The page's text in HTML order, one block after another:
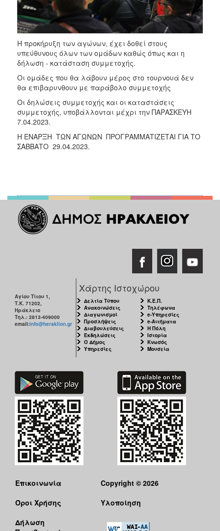
Η προκήρυξη των αγώνων, έχει δοθεί στους
υπεύθυνους όλων των ομάδων καθώς όπως και η
δήλωση - κατάσταση συμμετοχής.
Οι ομάδες που θα λάβουν μέρος στο τουρνουά δεν
θα επιβαρυνθουν με παράβολο συμμετοχής
Οι δηλώσεις συμμετοχής και οι καταστάσεις
συμμετοχής, υποβάλλονται μέχρι την ΠΑΡΑΣΚΕΥΗ
7.04.2023.
Η ΕΝΑΡΞΗ ΤΩΝ ΑΓΩΝΩΝ ΠΡΟΓΡΑΜΜΑΤΙΖΕΤΑΙ ΓΙΑ ΤΟ
ΣΑΒΒΑΤΟ 29.04.2023.
Αγίου Τίτου 1,
Τ.Κ. 71202,
Ηράκλειο
Τηλ.: 2813-409000
email:info@heraklion.gr
Χάρτης Ιστοχώρου
Δελτία Τύπου
Ανακοινώσεις
Διαγωνισμοί
Προσλήψεις
Διαβουλεύσεις
Εκδηλώσεις
Ο Δήμος
Υπηρεσίες
Κ.Ε.Π.
Τηλέφωνα
e-Υπηρεσίες
e-Αιτήματα
Η Πόλη
Ιστορία
Κνωσός
Μουσεία
Επικοινωνία
Όροι Χρήσης
Δήλωση
Copyright © 2026
Υλοποίηση